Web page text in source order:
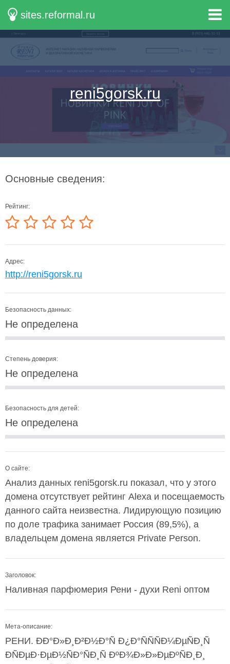
sites.reformal.ru
reni5gorsk.ru
Основные сведения:
Рейтинг:
Адрес:
http://reni5gorsk.ru
Безопасность данных:
Не определена
Степень доверия:
Не определена
Безопасность для детей:
Не определена
О сайте:
Анализ данных reni5gorsk.ru показал, что у этого
домена отсутствует рейтинг Alexa и посещаемость
данного сайта неизвестна. Лидирующую позицию
по доле трафика занимает Россия (89,5%), а
владельцем домена является Private Person.
Заголовок:
Наливная парфюмерия Рени - духи Reni оптом
Мета-описание:
РЕНИ. ÐÐ°Ð»Ð¸Ð²Ð½Ð°Ñ Ð¿Ð°ÑÑÑÐ¼ÐµÑÐ¸Ñ
ÐÑÐµÐ·ÐµÐ½ÑÐ°ÑÐ¸Ñ ÐºÐ¾Ð»Ð»ÐµÐºÑÐ¸Ð¸